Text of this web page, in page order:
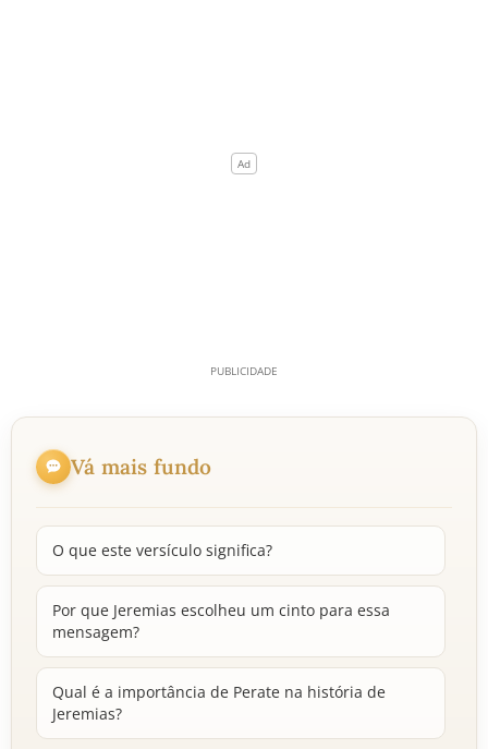
Vá mais fundo
O que este versículo significa?
Por que Jeremias escolheu um cinto para essa
mensagem?
Qual é a importância de Perate na história de
Jeremias?